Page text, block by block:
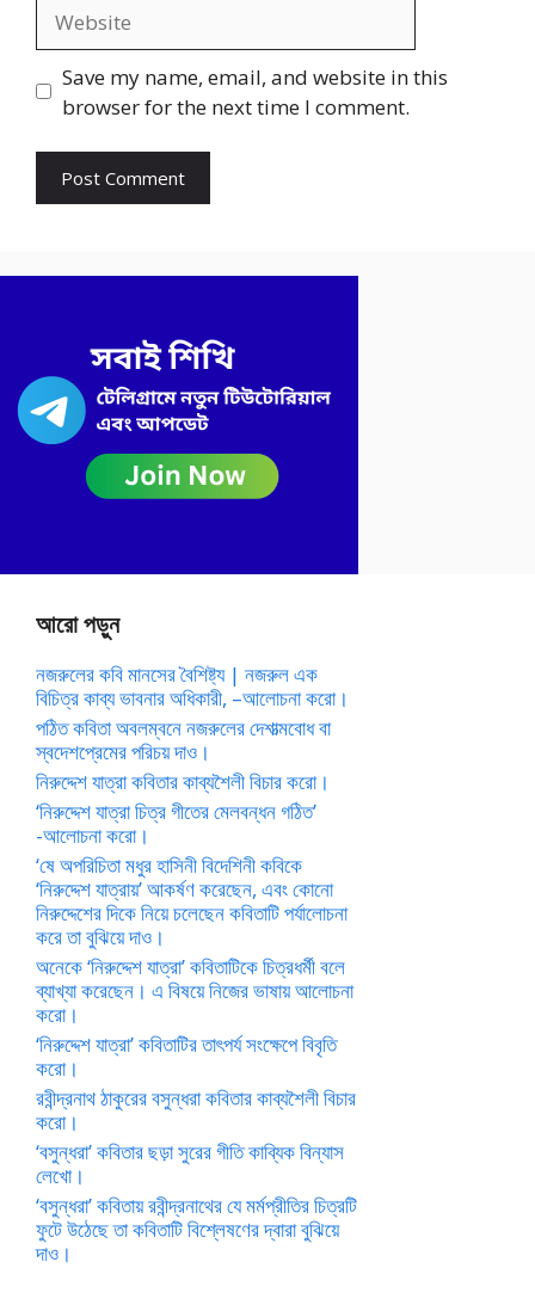
Save my name, email, and website in this
browser for the next time I comment.
আরো পড়ুন
নজরুলের কবি মানসের বৈশিষ্ট্য | নজরুল এক
বিচিত্র কাব্য ভাবনার অধিকারী, –আলোচনা করো।
পঠিত কবিতা অবলম্বনে নজরুলের দেশাত্মবোধ বা
স্বদেশপ্রেমের পরিচয় দাও।
নিরুদ্দেশ যাত্রা কবিতার কাব্যশৈলী বিচার করো।
‘নিরুদ্দেশ যাত্রা চিত্র গীতের মেলবন্ধন গঠিত’
-আলোচনা করো।
‘ষে অপরিচিতা মধুর হাসিনী বিদেশিনী কবিকে
‘নিরুদ্দেশ যাত্রায়’ আকর্ষণ করেছেন, এবং কোনো
নিরুদ্দেশের দিকে নিয়ে চলেছেন কবিতাটি পর্যালোচনা
করে তা বুঝিয়ে দাও।
অনেকে ‘নিরুদ্দেশ যাত্রা’ কবিতাটিকে চিত্রধর্মী বলে
ব্যাখ্যা করেছেন। এ বিষয়ে নিজের ভাষায় আলোচনা
করো।
‘নিরুদ্দেশ যাত্রা’ কবিতাটির তাৎপর্য সংক্ষেপে বিবৃতি
করো।
রবীন্দ্রনাথ ঠাকুরের বসুন্ধরা কবিতার কাব্যশৈলী বিচার
করো।
‘বসুন্ধরা’ কবিতার ছড়া সুরের গীতি কাব্যিক বিন্যাস
লেখো।
‘বসুন্ধরা’ কবিতায় রবীন্দ্রনাথের যে মর্মপ্রীতির চিত্রটি
ফুটে উঠেছে তা কবিতাটি বিশ্লেষণের দ্বারা বুঝিয়ে
দাও।